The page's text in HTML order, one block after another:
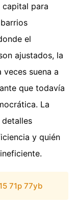
para
el
ajustados, la
suena a
que todavía
La
y quién
71p 77yb